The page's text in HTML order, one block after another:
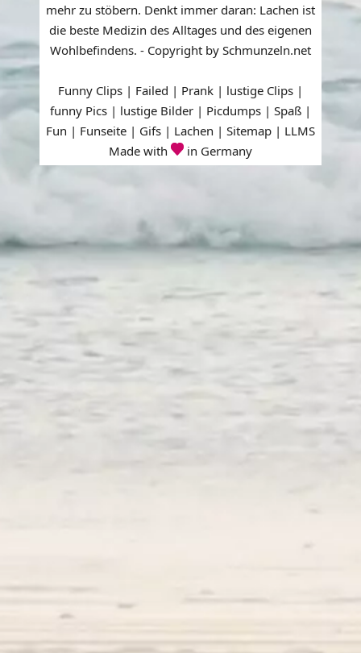
mehr zu stöbern. Denkt immer daran: Lachen ist
die beste Medizin des Alltages und des eigenen
Wohlbefindens. - Copyright by Schmunzeln.net
Funny Clips | Failed | Prank | lustige Clips |
funny Pics | lustige Bilder | Picdumps | Spaß |
Fun | Funseite | Gifs | Lachen | Sitemap | LLMS
Made with
in Germany